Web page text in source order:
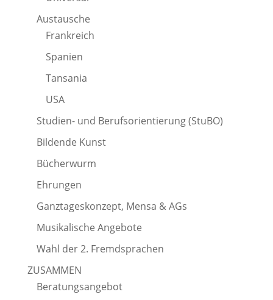
Austausche
Frankreich
Spanien
Tansania
USA
Studien- und Berufsorientierung (StuBO)
Bildende Kunst
Bücherwurm
Ehrungen
Ganztageskonzept, Mensa & AGs
Musikalische Angebote
Wahl der 2. Fremdsprachen
ZUSAMMEN
Beratungsangebot